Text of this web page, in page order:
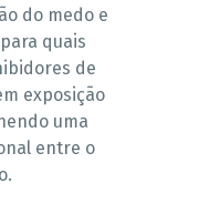
do medo e
quais
de
exposição
uma
entre o